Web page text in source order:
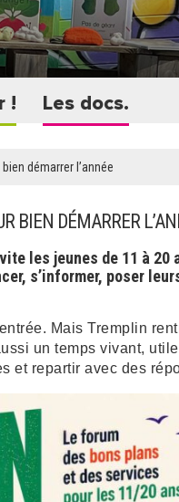
! Les docs.
démarrer l’année
BIEN DÉMARRER
les jeunes de 11 à
s’informer, poser
Mais Tremplin
un temps vivant,
et repartir avec des